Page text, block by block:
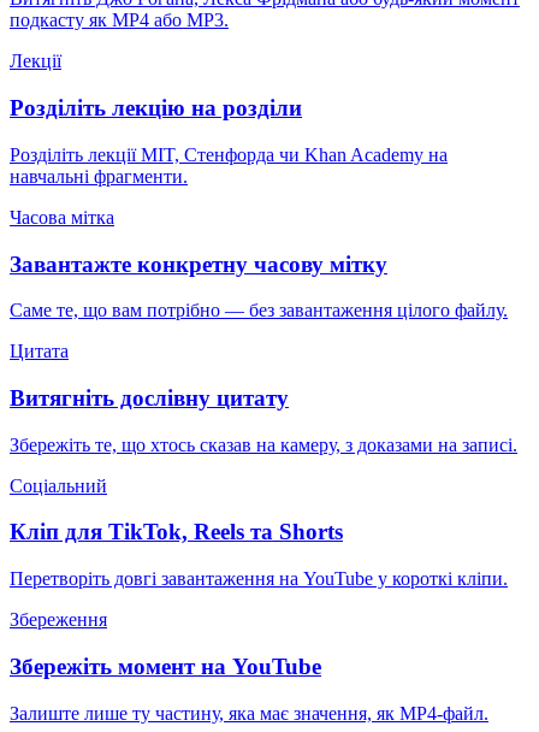
подкасту як MP4 або MP3.
Лекції
Розділіть лекцію на розділи
Розділіть лекції MIT, Стенфорда чи Khan Academy на
навчальні фрагменти.
Часова мітка
Завантажте конкретну часову мітку
Саме те, що вам потрібно — без завантаження цілого файлу.
Цитата
Витягніть дослівну цитату
Збережіть те, що хтось сказав на камеру, з доказами на записі.
Соціальний
Кліп для TikTok, Reels та Shorts
Перетворіть довгі завантаження на YouTube у короткі кліпи.
Збереження
Збережіть момент на YouTube
Залиште лише ту частину, яка має значення, як MP4-файл.